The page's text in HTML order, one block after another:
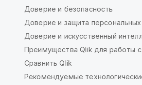
Доверие и безопасность
Доверие и защита
Доверие и искусственный
Преимущества Qlik для работы
Сравнить Qlik
Рекомендуемые